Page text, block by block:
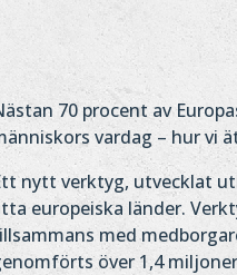
70 procent av
vardag – hur vi
nytt verktyg, utvecklat
europeiska länder.
med
över 1,4